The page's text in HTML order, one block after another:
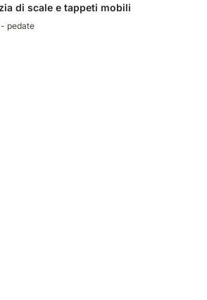
di scale e tappeti mobili
pedate